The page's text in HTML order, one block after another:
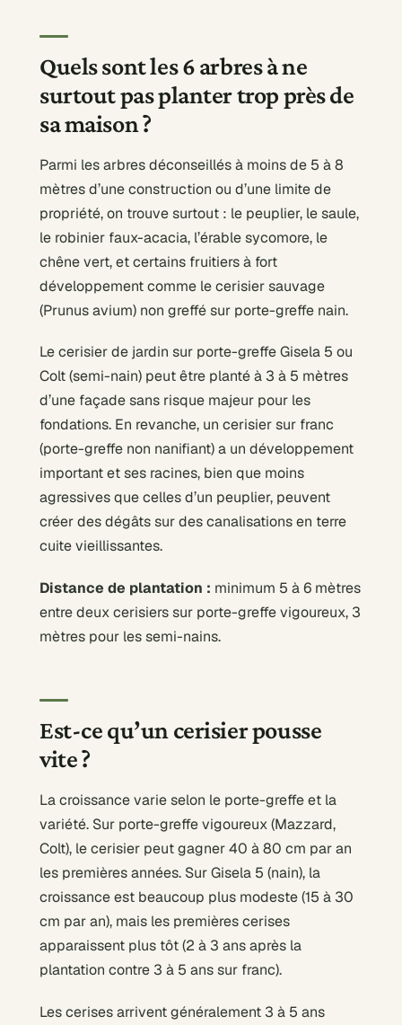
Quels sont les 6 arbres à ne
surtout pas planter trop près de
sa maison ?
Parmi les arbres déconseillés à moins de 5 à 8
mètres d’une construction ou d’une limite de
propriété, on trouve surtout : le peuplier, le saule,
le robinier faux-acacia, l’érable sycomore, le
chêne vert, et certains fruitiers à fort
développement comme le cerisier sauvage
(Prunus avium) non greffé sur porte-greffe nain.
Le cerisier de jardin sur porte-greffe Gisela 5 ou
Colt (semi-nain) peut être planté à 3 à 5 mètres
d’une façade sans risque majeur pour les
fondations. En revanche, un cerisier sur franc
(porte-greffe non nanifiant) a un développement
important et ses racines, bien que moins
agressives que celles d’un peuplier, peuvent
créer des dégâts sur des canalisations en terre
cuite vieillissantes.
Distance de plantation : minimum 5 à 6 mètres
entre deux cerisiers sur porte-greffe vigoureux, 3
mètres pour les semi-nains.
Est-ce qu’un cerisier pousse
vite ?
La croissance varie selon le porte-greffe et la
variété. Sur porte-greffe vigoureux (Mazzard,
Colt), le cerisier peut gagner 40 à 80 cm par an
les premières années. Sur Gisela 5 (nain), la
croissance est beaucoup plus modeste (15 à 30
cm par an), mais les premières cerises
apparaissent plus tôt (2 à 3 ans après la
plantation contre 3 à 5 ans sur franc).
Les cerises arrivent généralement 3 à 5 ans